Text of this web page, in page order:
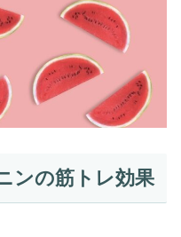
ンの筋トレ効果